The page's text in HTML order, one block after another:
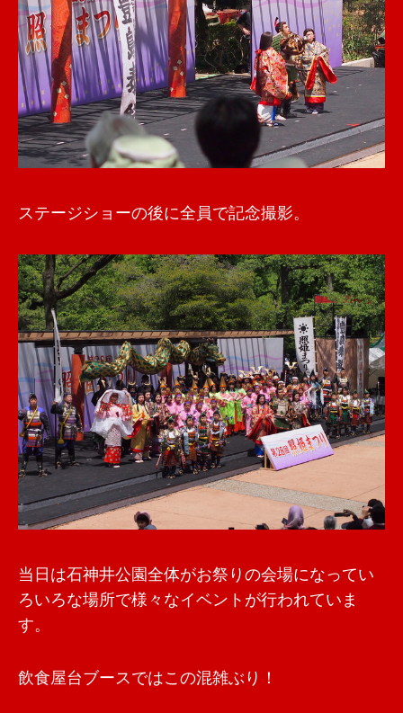
ステージショーの後に全員で記念撮影。
当日は石神井公園全体がお祭りの会場になってい
ろいろな場所で様々なイベントが行われていま
す。
飲食屋台ブースではこの混雑ぶり！